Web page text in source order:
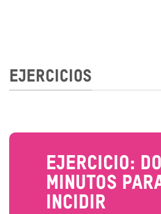
EJERCICIOS
Ejercicio:
minutos
incidir